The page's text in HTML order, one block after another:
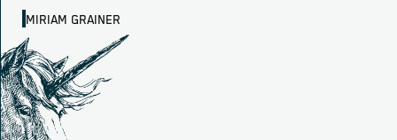
MIRIAM GRAINER